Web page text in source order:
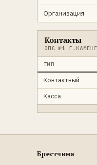
Организация
Контакты
ОПС №1
ТИП
Контактный
Касса
Брестчина